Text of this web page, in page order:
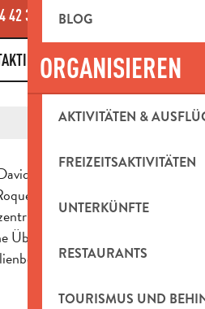
BLOG
ORGANISIEREN
AKTIVITÄTEN &
FREIZEITSAKTIVITÄTEN
UNTERKÜNFTE
RESTAURANTS
TOURISMUS UND
42 32 91▒▒
SIE UNS
wird von der
verwaltet und
die
den
und die Bibliothek